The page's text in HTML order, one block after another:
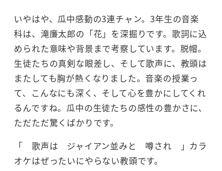
いやはや、瓜中感動の3連チャン。3年生の音楽
科は、滝廉太郎の「花」を深掘りです。歌詞に込
められた意味や背景まで考察しています。脱帽。
生徒たちの真剣な眼差し、そして歌声に、教頭は
またしても胸が熱くなりました。音楽の授業っ
て、こんなにも深く、そして心を豊かにしてくれ
るんですね。瓜中の生徒たちの感性の豊かさに、
ただただ驚くばかりです。
「 歌声は ジャイアン並みと 噂され 」カラ
オケはぜったいにやらない教頭です。